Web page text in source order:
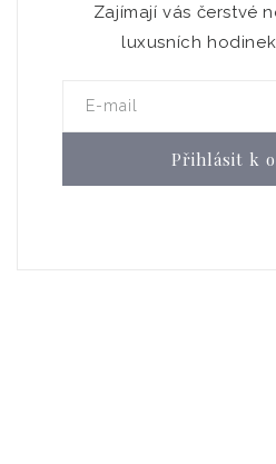
Zajímají vás čerstvé
luxusních
E-mail
Přihlásit k